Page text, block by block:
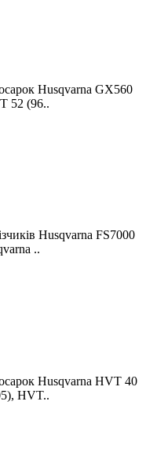
Husqvarna GX560
52 (96..
Husqvarna FS7000
..
Husqvarna HVT 40
HVT..